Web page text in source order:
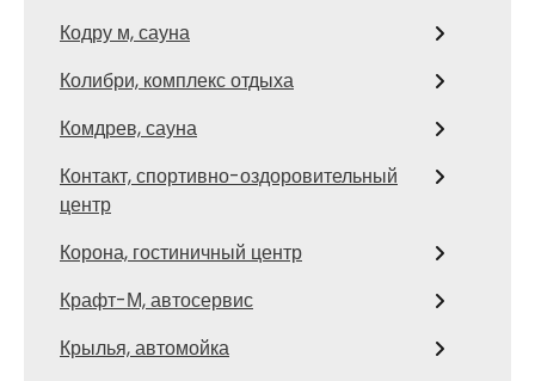
Кодру м, сауна
Колибри, комплекс отдыха
Комдрев, сауна
Контакт, спортивно-оздоровительный
центр
Корона, гостиничный центр
Крафт-М, автосервис
Крылья, автомойка